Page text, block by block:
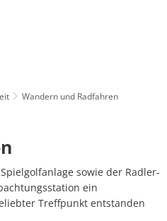
Wandern und Radfahren
sowie der Radler-
ein
Treffpunkt entstanden